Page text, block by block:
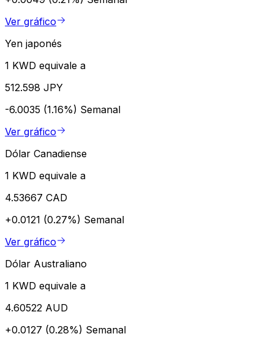
Ver gráfico
Yen japonés
1 KWD equivale a
512.598 JPY
-6.0035 (1.16%) Semanal
Ver gráfico
Dólar Canadiense
1 KWD equivale a
4.53667 CAD
+0.0121 (0.27%) Semanal
Ver gráfico
Dólar Australiano
1 KWD equivale a
4.60522 AUD
+0.0127 (0.28%) Semanal